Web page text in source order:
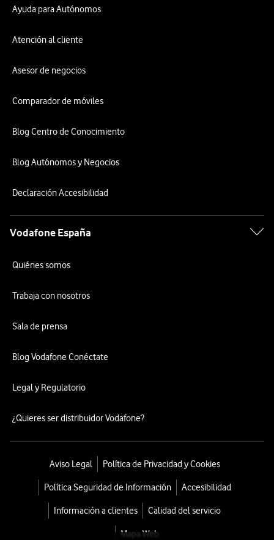
Ayuda para Autónomos
Atención al cliente
Asesor de negocios
Comparador de móviles
Blog Centro de Conocimiento
Blog Autónomos y Negocios
Declaración Accesibilidad
Vodafone España
Quiénes somos
Trabaja con nosotros
Sala de prensa
Blog Vodafone Conéctate
Legal y Regulatorio
¿Quieres ser distribuidor Vodafone?
Aviso Legal Política de Privacidad y Cookies
Política Seguridad de Información Accesibilidad
Información a clientes Calidad del servicio
Mapa Web